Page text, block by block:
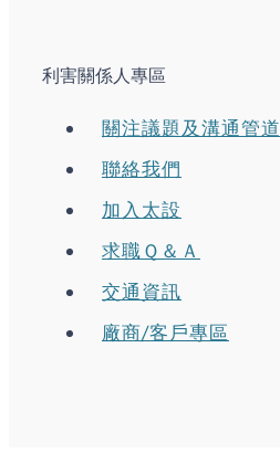
利害關係人專區
關注議題及溝通管道
聯絡我們
加入太設
求職Ｑ＆Ａ
交通資訊
廠商/客戶專區